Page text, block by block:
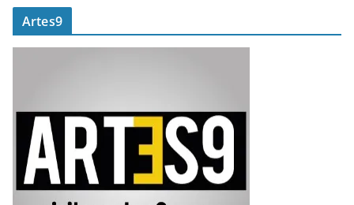
Artes9